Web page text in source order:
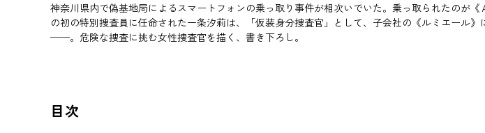
神奈川県内で偽基地局によるスマートフォンの乗っ取り事件が相次いでいた。乗っ取られたのが
の初の特別捜査員に任命された一条汐莉は、「仮装身分捜査官」として、子会社の《ルミエール
──。危険な捜査に挑む女性捜査官を描く、書き下ろし。
目次